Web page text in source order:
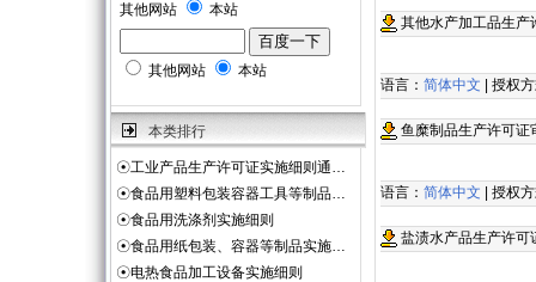
其他网站 本站
其他网站 本站
本类排行
☉工业产品生产许可证实施细则通…
☉食品用塑料包装容器工具等制品…
☉食品用洗涤剂实施细则
☉食品用纸包装、容器等制品实施…
☉电热食品加工设备实施细则
其他水产加工品生产
语言： 简体中文 | 授权
鱼糜制品生产许可证
语言： 简体中文 | 授权
盐渍水产品生产许可